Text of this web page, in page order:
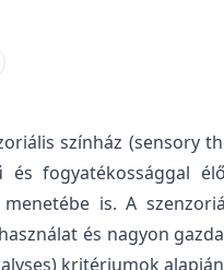
színház (sensory
fogyatékossággal
is. A
és nagyon
kritériumok